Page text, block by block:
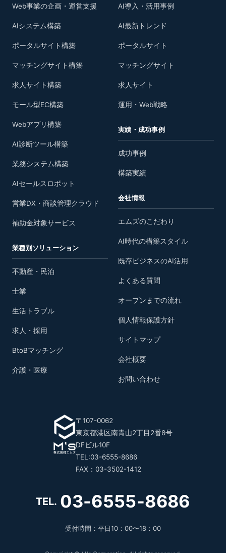
Web事業の企画・運営支援
AIシステム構築
ポータルサイト構築
マッチングサイト構築
求人サイト構築
モール型EC構築
Webアプリ構築
AI診断ツール構築
業務システム構築
AIセールスロボット
営業DX・商談管理クラウド
補助金対象サービス
業種別ソリューション
不動産・民泊
士業
生活トラブル
求人・採用
BtoBマッチング
介護・医療
AI導入・活用事例
AI最新トレンド
ポータルサイト
マッチングサイト
求人サイト
運用・Web戦略
実績・成功事例
成功事例
構築実績
会社情報
エムズのこだわり
AI時代の構築スタイル
既存ビジネスのAI活用
よくある質問
オープンまでの流れ
個人情報保護方針
サイトマップ
会社概要
お問い合わせ
〒107-0062
東京都港区南青山2丁目2番8号
DFビル10F
TEL:03-6555-8686
FAX：03-3502-1412
TEL. 03-6555-8686
受付時間：平日10：00〜18：00